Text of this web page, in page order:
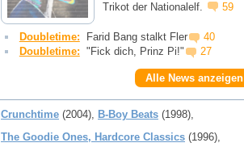
Trikot der Nationalelf.
59
Doubletime: Farid Bang stalkt Fler
40
Doubletime: "Fick dich, Prinz Pi!" 27
Alle News anzeigen
Crunchtime (2004) B-Boy Beats (1998)
The Goodie Ones, Hardcore Classics (1996)